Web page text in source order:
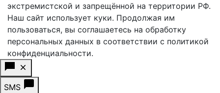
экстремистской и запрещённой на территории РФ.
Наш сайт использует куки. Продолжая им
пользоваться, вы соглашаетесь на обработку
персональных данных в соответствии с политикой
конфиденциальности.
SMS